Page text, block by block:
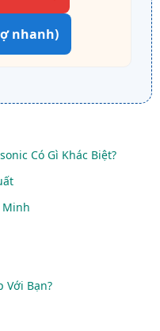
nhanh)
Có Gì Khác Biệt?
Minh
Với Bạn?